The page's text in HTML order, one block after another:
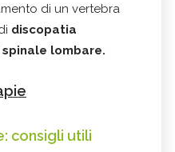
di un vertebra
discopatia
lombare.
consigli utili